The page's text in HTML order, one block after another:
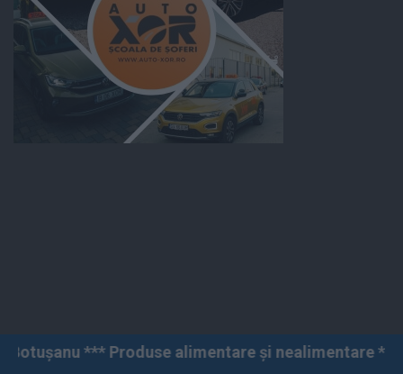
alimentare și nealimentare *** Vânzări angro și